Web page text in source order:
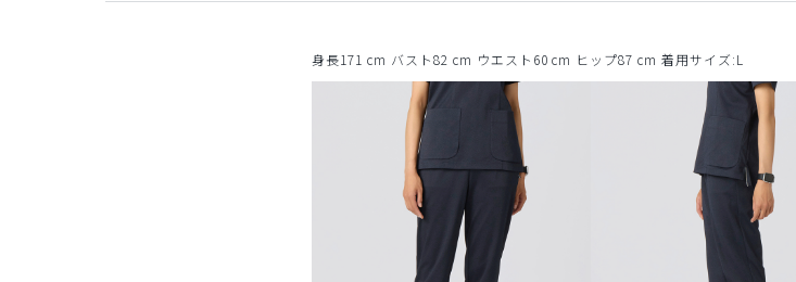
身長171 cm バスト82 cm ウエスト60 cm ヒップ87 cm 着用サイズ:L